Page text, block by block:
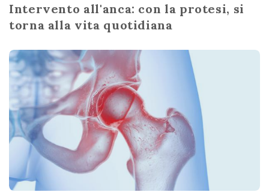
Intervento all'anca: con la protesi, si
torna alla vita quotidiana